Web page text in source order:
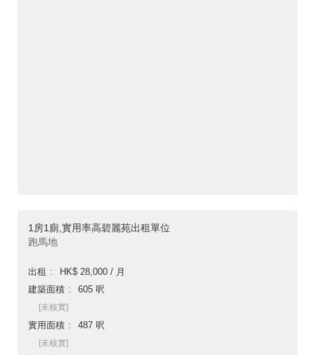
1房1廁,實用率高碧麗苑出租單位
跑馬地
出租
HK$ 28,000 / 月
建築面積
605 呎
[未核實]
實用面積 487 呎
[未核實]